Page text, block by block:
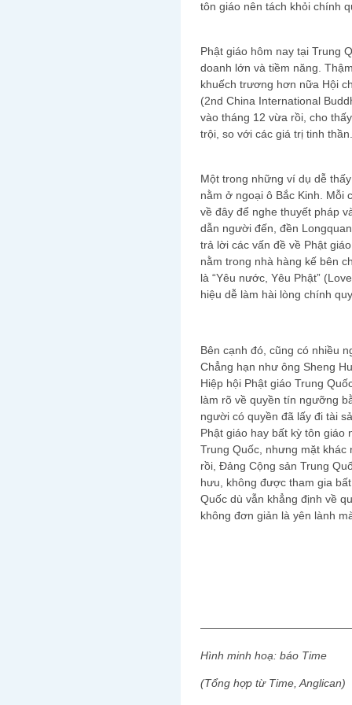
tôn giáo nên tách khỏi chính
Phật giáo hôm nay tại Trung
doanh lớn và tiềm năng.
khuếch trương hơn nữa Hội
(2nd China International
vào tháng 12 vừa rồi, cho
trội, so với các giá trị tinh thần.
Một trong những ví dụ dễ
nằm ở ngoại ô Bắc Kinh. Mỗi
về đây để nghe thuyết pháp
dẫn người đến, đền
trả lời các vấn đề về Phật
nằm trong nhà hàng kế bên
là “Yêu nước, Yêu Phật”
hiệu dễ làm hài lòng chính
Bên cạnh đó, cũng có nhiều
Chẳng hạn như ông Sheng
Hiệp hội Phật giáo Trung
làm rõ về quyền tín ngưỡng
người có quyền đã lấy đi tài
Phật giáo hay bất kỳ tôn giáo
Trung Quốc, nhưng mặt khác
rồi, Đảng Cộng sản Trung
hưu, không được tham gia
Quốc dù vẫn khẳng định về
không đơn giản là yên lành
Hình minh hoạ: báo Time
(Tổng hợp từ Time, Anglican)